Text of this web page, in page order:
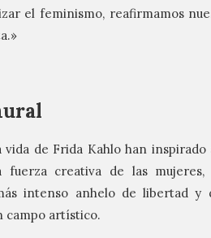
el feminismo, reafirmamos
de Frida Kahlo han
fuerza creativa de las
intenso anhelo de libertad y
campo artístico.